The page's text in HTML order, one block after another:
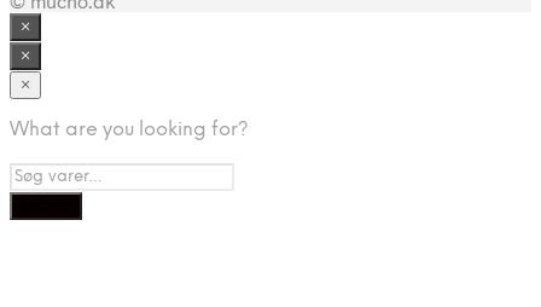
×
×
×
What are you looking for?